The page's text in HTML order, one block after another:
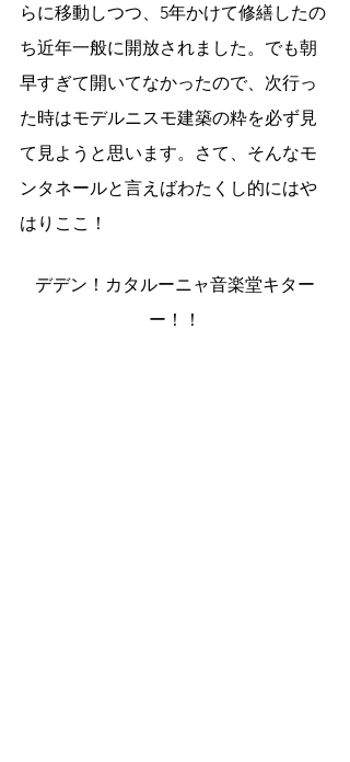
らに移動しつつ、5年かけて修繕したの
ち近年一般に開放されました。でも朝
早すぎて開いてなかったので、次行っ
た時はモデルニスモ建築の粋を必ず見
て見ようと思います。さて、そんなモ
ンタネールと言えばわたくし的にはや
はりここ！
デデン！カタルーニャ音楽堂キター
ー！！